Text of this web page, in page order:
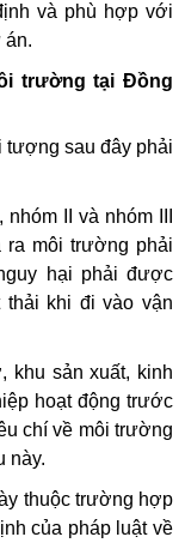
và phù hợp với
án.
trường tại Đồng
tượng sau đây phải
II và nhóm III
ra môi trường phải
hại phải được
thải khi đi vào vận
sản xuất, kinh
hoạt động trước
chí về môi trường
này.
thuộc trường hợp
của pháp luật về